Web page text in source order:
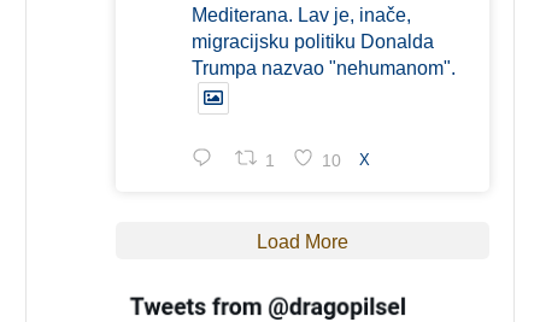
Mediterana. Lav je, inače,
migracijsku politiku Donalda
Trumpa nazvao "nehumanom".
1 10 X
Load More